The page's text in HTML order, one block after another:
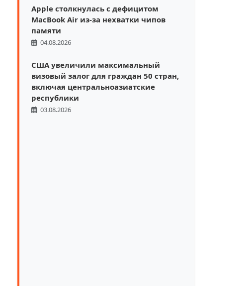
Apple столкнулась с дефицитом
MacBook Air из-за нехватки чипов
памяти
04.08.2026
США увеличили максимальный
визовый залог для граждан 50 стран,
включая центральноазиатские
республики
03.08.2026